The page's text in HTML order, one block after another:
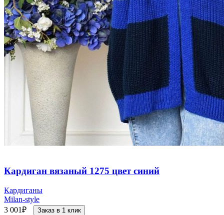
Кардиган вязаный 1275 цвет синий
Кардиганы
Milan-style
3 001₽ Заказ в 1 клик